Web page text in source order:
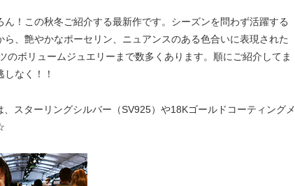
！この秋冬ご紹介する最新作です。シーズンを問わず活躍する
、艶やかなポーセリン、ニュアンスのある色合いに表現された
のボリュームジュエリーまで数多くあります。順にご紹介してま
なく！！
スターリングシルバー（SV925）や18Kゴールドコーティングメ